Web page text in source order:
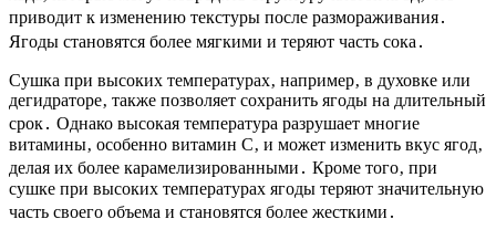
приводит к изменению текстуры после размораживания․
Ягоды становятся более мягкими и теряют часть сока․
Сушка при высоких температурах‚ например‚ в духовке или
дегидраторе‚ также позволяет сохранить ягоды на длительный
срок․ Однако высокая температура разрушает многие
витамины‚ особенно витамин C‚ и может изменить вкус ягод‚
делая их более карамелизированными․ Кроме того‚ при
сушке при высоких температурах ягоды теряют значительную
часть своего объема и становятся более жесткими․